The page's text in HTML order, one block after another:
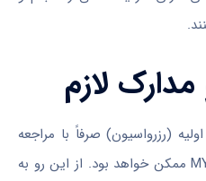
لازم
(رزرواسیون) صرفاً با مراجعه
مستقیم افراد به سامانه MY.HAJ.IR ممکن خواهد بود. از این رو به